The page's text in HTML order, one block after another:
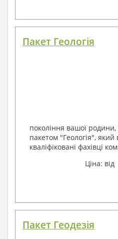
Пакет Геологія
покоління вашої родини,
пакетом "Геологія",
кваліфіковані фахівці
Ціна: від
Пакет Геодезія